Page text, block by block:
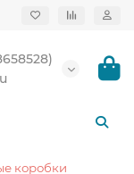
коробки